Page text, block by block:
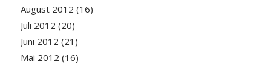
August 2012 (16)
Juli 2012 (20)
Juni 2012 (21)
Mai 2012 (16)